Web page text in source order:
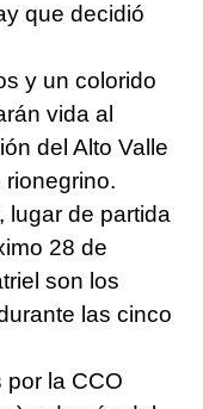
que decidió
y un colorido
vida al
del Alto Valle
lugar de partida
28 de
son los
las cinco
por la CCO